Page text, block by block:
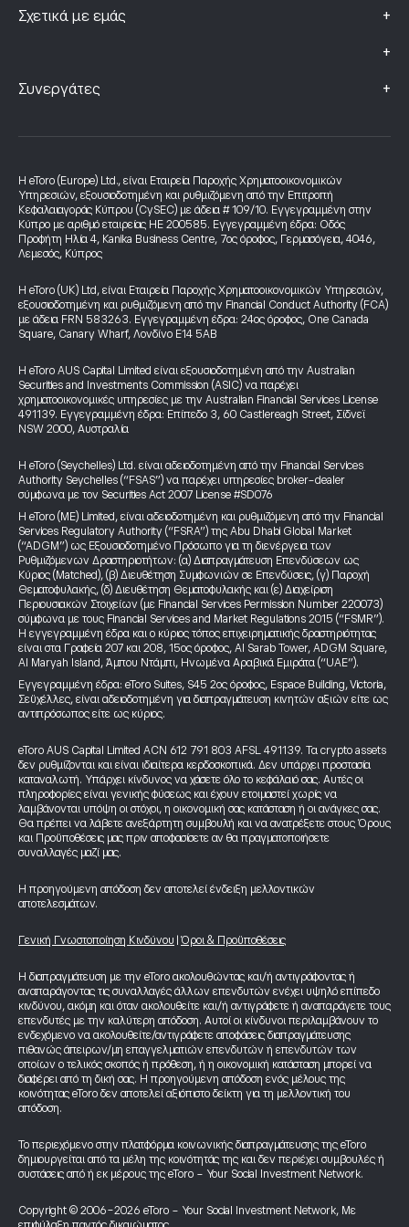
Σχετικά με εμάς +
+
Συνεργάτες +
Η eToro (Europe) Ltd., είναι Εταιρεία Παροχής Χρηματοοικονομικών
Υπηρεσιών, εξουσιοδοτημένη και ρυθμιζόμενη από την Επιτροπή
Κεφαλαιαγοράς Κύπρου (CySEC) με άδεια # 109/10. Εγγεγραμμένη στην
Κύπρο με αριθμό εταιρείας HE 200585. Εγγεγραμμένη έδρα: Οδός
Προφήτη Ηλία 4, Kanika Business Centre, 7ος όροφος, Γερμασόγεια, 4046,
Λεμεσός, Κύπρος
Η eToro (UK) Ltd, είναι Εταιρεία Παροχής Χρηματοοικονομικών Υπηρεσιών,
εξουσιοδοτημένη και ρυθμιζόμενη από την Financial Conduct Authority (FCA)
με άδεια FRN 583263. Εγγεγραμμένη έδρα: 24ος όροφος, One Canada
Square, Canary Wharf, Λονδίνο E14 5AB
Η eToro AUS Capital Limited είναι εξουσιοδοτημένη από την Australian
Securities and Investments Commission (ASIC) να παρέχει
χρηματοοικονομικές υπηρεσίες με την Australian Financial Services License
491139. Εγγεγραμμένη έδρα: Επίπεδο 3, 60 Castlereagh Street, Σίδνεϊ
NSW 2000, Αυστραλία
Η eToro (Seychelles) Ltd. είναι αδειοδοτημένη από την Financial Services
Authority Seychelles (“FSAS”) να παρέχει υπηρεσίες broker-dealer
σύμφωνα με τον Securities Act 2007 License #SD076
Η eToro (ME) Limited, είναι αδειοδοτημένη και ρυθμιζόμενη από την Financial
Services Regulatory Authority (“FSRA”) της Abu Dhabi Global Market
(“ADGM”) ως Εξουσιοδοτημένο Πρόσωπο για τη διενέργεια των
Ρυθμιζόμενων Δραστηριοτήτων: (α) Διαπραγμάτευση Επενδύσεων ως
Κύριος (Matched), (β) Διευθέτηση Συμφωνιών σε Επενδύσεις, (γ) Παροχή
Θεματοφυλακής, (δ) Διευθέτηση Θεματοφυλακής και (ε) Διαχείριση
Περιουσιακών Στοιχείων (με Financial Services Permission Number 220073)
σύμφωνα με τους Financial Services and Market Regulations 2015 (“FSMR”).
Η εγγεγραμμένη έδρα και ο κύριος τόπος επιχειρηματικής δραστηριότητας
είναι στα Γραφεία 207 και 208, 15ος όροφος, Al Sarab Tower, ADGM Square,
Al Maryah Island, Άμπου Ντάμπι, Ηνωμένα Αραβικά Εμιράτα (“UAE”).
Εγγεγραμμένη έδρα: eToro Suites, S45 2ος όροφος, Espace Building, Victoria,
Σεϋχέλλες, είναι αδειοδοτημένη για διαπραγμάτευση κινητών αξιών είτε ως
αντιπρόσωπος είτε ως κύριος.
eToro AUS Capital Limited ACN 612 791 803 AFSL 491139. Τα crypto assets
δεν ρυθμίζονται και είναι ιδιαίτερα κερδοσκοπικά. Δεν υπάρχει προστασία
καταναλωτή. Υπάρχει κίνδυνος να χάσετε όλο το κεφάλαιό σας. Αυτές οι
πληροφορίες είναι γενικής φύσεως και έχουν ετοιμαστεί χωρίς να
λαμβάνονται υπόψη οι στόχοι, η οικονομική σας κατάσταση ή οι ανάγκες σας.
Θα πρέπει να λάβετε ανεξάρτητη συμβουλή και να ανατρέξετε στους Όρους
και Προϋποθέσεις μας πριν αποφασίσετε αν θα πραγματοποιήσετε
συναλλαγές μαζί μας.
Η προηγούμενη απόδοση δεν αποτελεί ένδειξη μελλοντικών
αποτελεσμάτων.
Γενική Γνωστοποίηση Κινδύνου Όροι & Προϋποθέσεις
Η διαπραγμάτευση με την eToro ακολουθώντας και/ή αντιγράφοντας ή
αναπαράγοντας τις συναλλαγές άλλων επενδυτών ενέχει υψηλό επίπεδο
κινδύνου, ακόμη και όταν ακολουθείτε και/ή αντιγράφετε ή αναπαράγετε τους
επενδυτές με την καλύτερη απόδοση. Αυτοί οι κίνδυνοι περιλαμβάνουν το
ενδεχόμενο να ακολουθείτε/αντιγράφετε αποφάσεις διαπραγμάτευσης
πιθανώς άπειρων/μη επαγγελματιών επενδυτών ή επενδυτών των
οποίων ο τελικός σκοπός ή πρόθεση, ή η οικονομική κατάσταση μπορεί να
διαφέρει από τη δική σας. Η προηγούμενη απόδοση ενός μέλους της
κοινότητας eToro δεν αποτελεί αξιόπιστο δείκτη για τη μελλοντική του
απόδοση.
Το περιεχόμενο στην πλατφόρμα κοινωνικής διαπραγμάτευσης της eToro
δημιουργείται από τα μέλη της κοινότητάς της και δεν περιέχει συμβουλές ή
συστάσεις από ή εκ μέρους της eToro - Your Social Investment Network.
Copyright © 2006-2026 eToro - Your Social Investment Network, Με